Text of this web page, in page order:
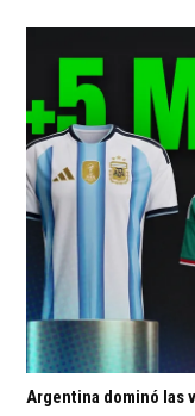
Argentina dominó las